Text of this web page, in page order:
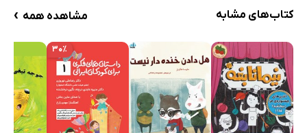
کتاب‌های مشابه مشاهده همه ›
۳۰٪